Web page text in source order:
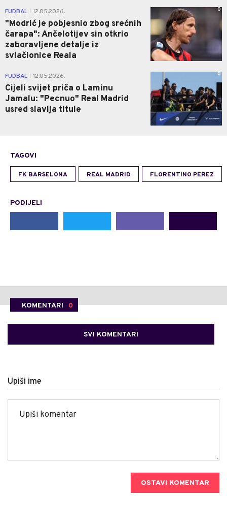
FUDBAL 12.05.2026.
"Modrić je pobjesnio zbog srećnih
čarapa": Ančelotijev sin otkrio
zaboravljene detalje iz
svlačionice Reala
0
FUDBAL 12.05.2026.
Cijeli svijet priča o Laminu
Jamalu: "Pecnuo" Real Madrid
usred slavlja titule
0
TAGOVI
FK BARSELONA REAL MADRID FLORENTINO PEREZ
PODIJELI
KOMENTARI 0
SVI KOMENTARI
Upiši ime
OSTAVI KOMENTAR